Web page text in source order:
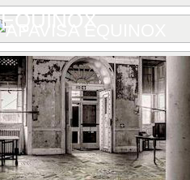
EQUINOX